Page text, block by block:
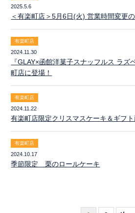
2025.5.6
＜有楽町店＞5月6日(火) 営業時間変更
有楽町店
2024.11.30
『GLAY×函館洋菓子スナッフルス ラズ
町店に登場！
有楽町店
2024.11.22
有楽町店限定クリスマスケーキ＆ギフ
有楽町店
2024.10.17
季節限定 栗のロールケーキ